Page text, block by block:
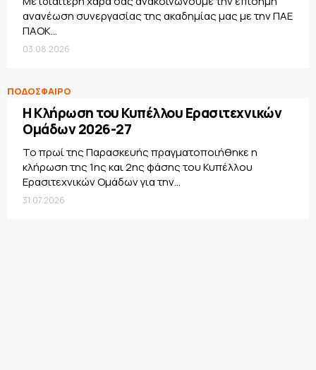
ανανέωση συνεργασίας της ακαδημίας μας με την ΠΑΕ
ΠΑΟΚ...
03.08.2026
ΠΟΔΟΣΦΑΙΡΟ
Η Κλήρωση του Κυπέλλου Ερασιτεχνικών
Ομάδων 2026-27
Το πρωί της Παρασκευής πραγματοποιήθηκε η
κλήρωση της 1ης και 2ης φάσης του Κυπέλλου
Ερασιτεχνικών Ομάδων για την...
31.07.2026